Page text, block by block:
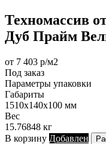
Техномассив
Дуб Прайм
от 7 403 р/м2
Под заказ
Параметры упаковки
Габариты
1510х140х100 мм
Вес
15.76848 кг
В корзину Добавлен